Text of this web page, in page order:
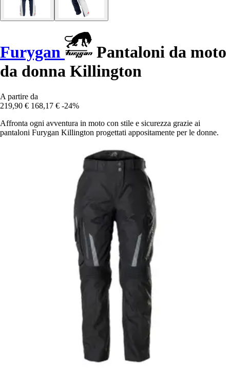
Furygan
Pantaloni da moto
da donna Killington
A partire da
219,90 € 168,17 € -24%
Affronta ogni avventura in moto con stile e sicurezza grazie ai
pantaloni Furygan Killington progettati appositamente per le donne.